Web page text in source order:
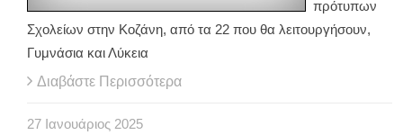
πρότυπων
Σχολείων στην Κοζάνη, από τα 22 που θα λειτουργήσουν,
Γυμνάσια και Λύκεια
Διαβάστε Περισσότερα
27 Ιανουάριος 2025